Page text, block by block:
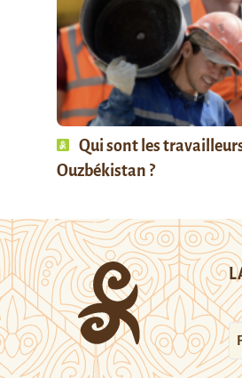
Qui sont les
Ouzbékistan ?